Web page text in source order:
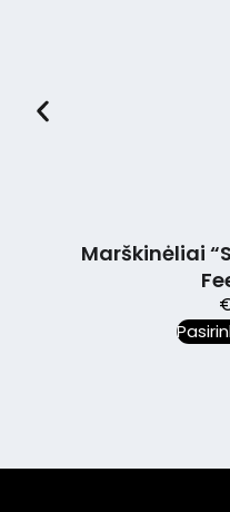
Marškinėliai